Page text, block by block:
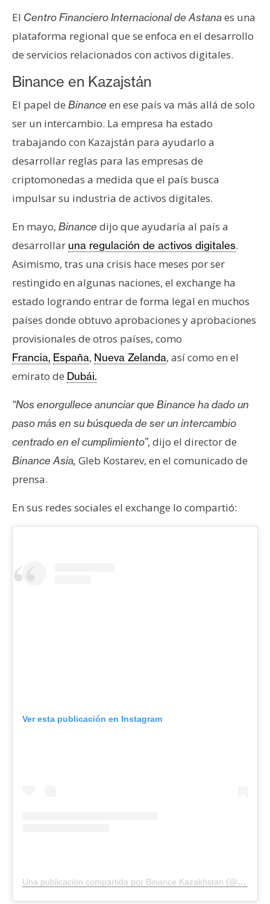
n
s
a
e
m
a
R
c
u
s
o
s
C
o
n
a
c
t
o
y
P
b
l
El Centro Financiero Internacional de Astanaes una
plataforma regional que se enfoca en el desarrollo
de servicios relacionados con activos digitales.
Binance en Kazajstán
El papel de Binance en ese país va más allá de solo
ser un intercambio. La empresa ha estado
trabajando con Kazajstán para ayudarlo a
desarrollar reglas para las empresas de
criptomonedas a medida que el país busca
impulsar su industria de activos digitales.
En mayo, Binance dijo que ayudaría al país a
desarrollar una regulación de activos digitales.
Asimismo, tras una crisis hace meses por ser
restingido en algunas naciones, el exchange ha
estado logrando entrar de forma legal en muchos
países donde obtuvo aprobaciones y aprobaciones
provisionales de otros países, como
Francia, España, Nueva Zelanda, así como en el
emirato de Dubái.
“Nos enorgullece anunciar que Binance ha dado un
paso más en su búsqueda de ser un intercambio
centrado en el cumplimiento”, dijo el director de
Binance Asia, Gleb Kostarev, en el comunicado de
prensa.
En sus redes sociales el exchange lo compartió:
Ver esta publicación en Instagram
Una publicación compartida por Binance Kazakhstan (@binance_qaz)